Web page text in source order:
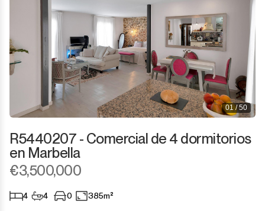
01 / 50
R5440207 - Comercial de 4 dormitorios
en Marbella
€3,500,000
4 4 0 385m²